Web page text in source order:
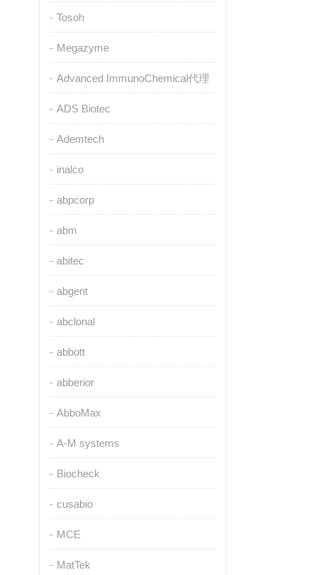
Tosoh
Megazyme
Advanced ImmunoChemical代理
ADS Biotec
Ademtech
inalco
abpcorp
abm
abitec
abgent
abclonal
abbott
abberior
AbboMax
A-M systems
Biocheck
cusabio
MCE
MatTek